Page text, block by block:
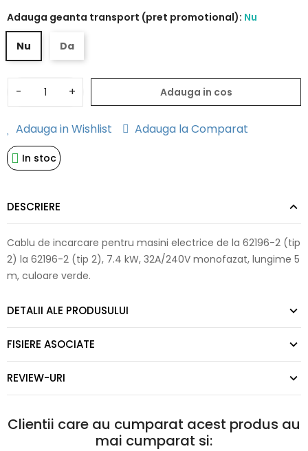
Adauga geanta transport (pret promotional): Nu
Nu Da
- + Adauga in cos
Adauga in Wishlist Adauga la Comparat
In stoc
DESCRIERE
Cablu de incarcare pentru masini electrice de la 62196-2 (tip
2) la 62196-2 (tip 2), 7.4 kW, 32A/240V monofazat, lungime 5
m, culoare verde.
DETALII ALE PRODUSULUI
FISIERE ASOCIATE
REVIEW-URI
Clientii care au cumparat acest produs au
mai cumparat si: